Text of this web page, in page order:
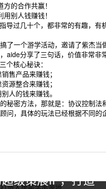
的合作共赢！
别人钱赚钱！
导过几十个，都非常的有趣，有
了一个游学活动，邀请了紫杰
aide分享了三句话，价值非常
个核心秘诀：
售产品来赚钱；
源整合来赚钱；
人的钱来赚钱。
秘密方法，那就是：协议控制法
问，具体的玩法已经根据不同
级策展IP，打造